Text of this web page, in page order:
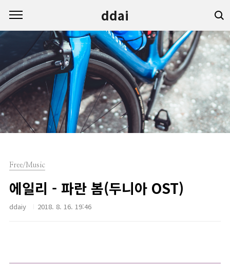
ddai
Free/Music
에일리 - 파란 봄(두니아 OST)
ddaiy 2018. 8. 16. 19:46